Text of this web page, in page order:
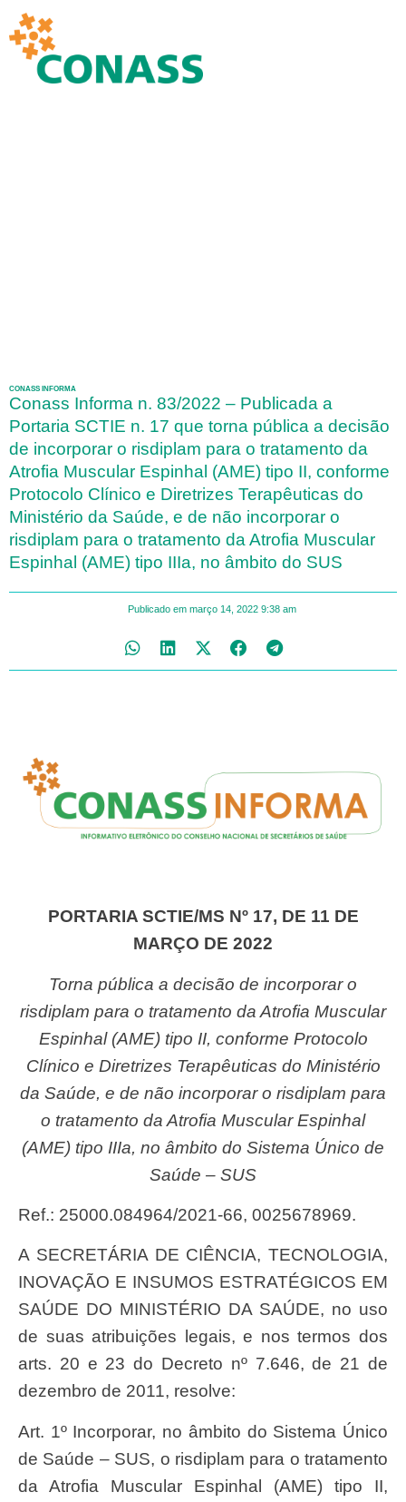
CONASS INFORMA
Conass Informa n. 83/2022 – Publicada a
Portaria SCTIE n. 17 que torna pública a decisão
de incorporar o risdiplam para o tratamento da
Atrofia Muscular Espinhal (AME) tipo II, conforme
Protocolo Clínico e Diretrizes Terapêuticas do
Ministério da Saúde, e de não incorporar o
risdiplam para o tratamento da Atrofia Muscular
Espinhal (AME) tipo IIIa, no âmbito do SUS
Publicado em março 14, 2022 9:38 am
PORTARIA SCTIE/MS Nº 17, DE 11 DE
MARÇO DE 2022
Torna pública a decisão de incorporar o
risdiplam para o tratamento da Atrofia Muscular
Espinhal (AME) tipo II, conforme Protocolo
Clínico e Diretrizes Terapêuticas do Ministério
da Saúde, e de não incorporar o risdiplam para
o tratamento da Atrofia Muscular Espinhal
(AME) tipo IIIa, no âmbito do Sistema Único de
Saúde – SUS
Ref.: 25000.084964/2021-66, 0025678969.
A SECRETÁRIA DE CIÊNCIA, TECNOLOGIA,
INOVAÇÃO E INSUMOS ESTRATÉGICOS EM
SAÚDE DO MINISTÉRIO DA SAÚDE, no uso
de suas atribuições legais, e nos termos dos
arts. 20 e 23 do Decreto nº 7.646, de 21 de
dezembro de 2011, resolve:
Art. 1º Incorporar, no âmbito do Sistema Único
de Saúde – SUS, o risdiplam para o tratamento
da Atrofia Muscular Espinhal (AME) tipo II,